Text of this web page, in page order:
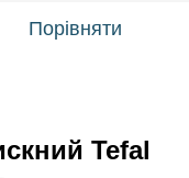
Порівняти
Tefal